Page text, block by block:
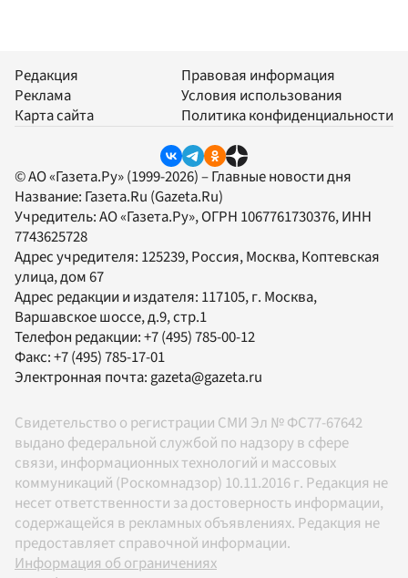
Редакция
Реклама
Карта сайта
Правовая информация
Условия использования
Политика конфиденциальности
© АО «Газета.Ру» (1999-2026) – Главные новости дня
Название: Газета.Ru (Gazeta.Ru)
Учредитель:АО «Газета.Ру», ОГРН 1067761730376, ИНН
7743625728
Адрес учредителя: 125239, Россия, Москва, Коптевская
улица, дом 67
Адрес редакции и издателя: 117105, г. Москва,
Варшавское шоссе, д.9, стр.1
Телефон редакции:+7 (495) 785-00-12
Факс:+7 (495) 785-17-01
Электронная почта: gazeta@gazeta.ru
Свидетельство о регистрации СМИ Эл № ФС77-67642
выдано федеральной службой по надзору в сфере
связи, информационных технологий и массовых
коммуникаций (Роскомнадзор) 10.11.2016 г. Редакция не
несет ответственности за достоверность информации,
содержащейся в рекламных объявлениях. Редакция не
предоставляет справочной информации.
Информация об ограничениях